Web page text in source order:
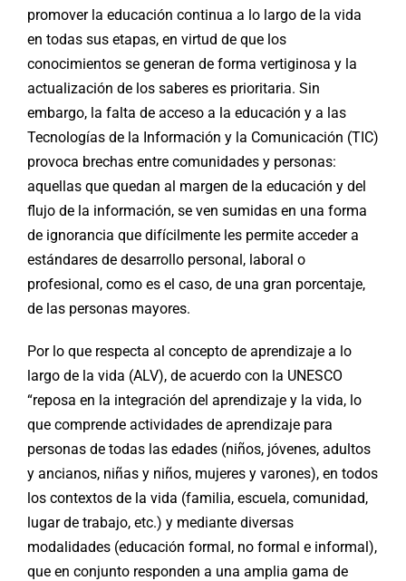
promover la educación continua a lo largo de la vida
en todas sus etapas, en virtud de que los
conocimientos se generan de forma vertiginosa y la
actualización de los saberes es prioritaria. Sin
embargo, la falta de acceso a la educación y a las
Tecnologías de la Información y la Comunicación (TIC)
provoca brechas entre comunidades y personas:
aquellas que quedan al margen de la educación y del
flujo de la información, se ven sumidas en una forma
de ignorancia que difícilmente les permite acceder a
estándares de desarrollo personal, laboral o
profesional, como es el caso, de una gran porcentaje,
de las personas mayores.
Por lo que respecta al concepto de aprendizaje a lo
largo de la vida (ALV), de acuerdo con la UNESCO
“reposa en la integración del aprendizaje y la vida, lo
que comprende actividades de aprendizaje para
personas de todas las edades (niños, jóvenes, adultos
y ancianos, niñas y niños, mujeres y varones), en todos
los contextos de la vida (familia, escuela, comunidad,
lugar de trabajo, etc.) y mediante diversas
modalidades (educación formal, no formal e informal),
que en conjunto responden a una amplia gama de